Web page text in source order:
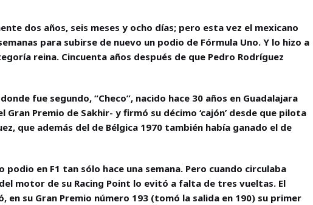
dos años, seis meses y ocho días; pero esta vez el mexicano
para subirse de nuevo un podio de Fórmula Uno. Y lo hizo a
reina. Cincuenta años después de que Pedro Rodríguez
fue segundo, “Checo”, nacido hace 30 años en Guadalajara
Premio de Sakhir- y firmó su décimo ‘cajón’ desde que pilota
que además del de Bélgica 1970 también había ganado el de
en F1 tan sólo hace una semana. Pero cuando circulaba
motor de su Racing Point lo evitó a falta de tres vueltas. El
su Gran Premio número 193 (tomó la salida en 190) su primer